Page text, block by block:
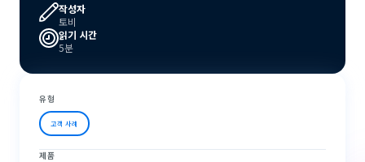
작성자
토비
읽기 시간
5분
유형
고객 사례
제품